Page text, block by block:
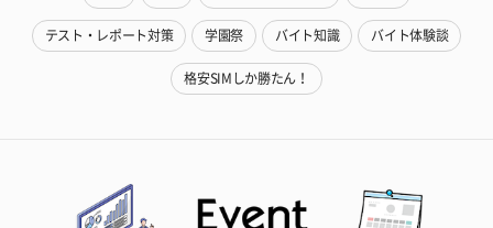
テスト・レポート対策 学園祭 バイト知識 バイト体験談
格安SIMしか勝たん！